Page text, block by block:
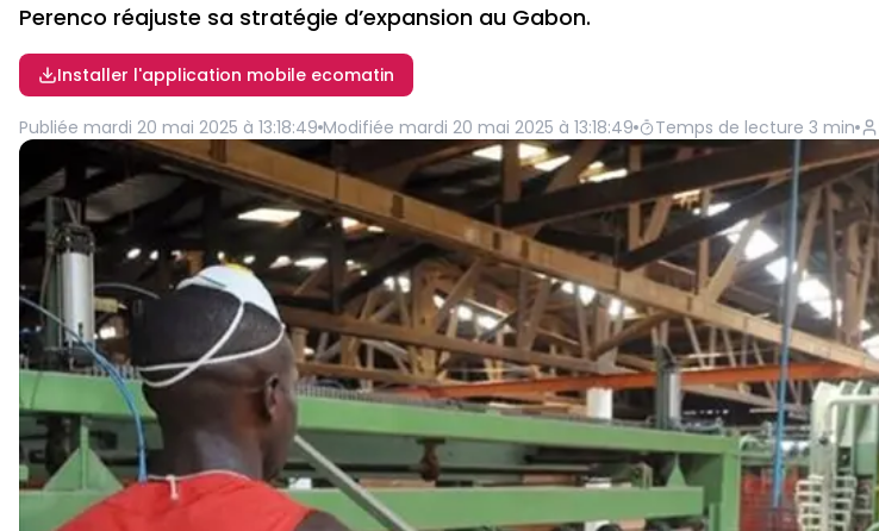
Perenco réajuste sa stratégie d’expansion au Gabon.
Installer l'application mobile ecomatin
Publiée mardi 20 mai 2025 à 13:18:49 Modifiée mardi 20 mai 2025 à 13:18:49 Temps de lecture 3 min